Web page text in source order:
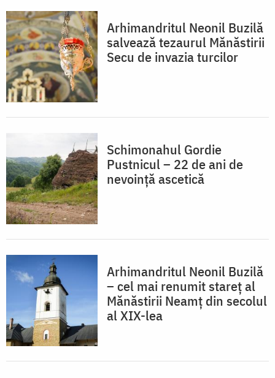
Arhimandritul Neonil Buzilă
salvează tezaurul Mănăstirii
Secu de invazia turcilor
Schimonahul Gordie
Pustnicul – 22 de ani de
nevoinţă ascetică
Arhimandritul Neonil Buzilă
– cel mai renumit stareţ al
Mănăstirii Neamţ din secolul
al XIX-lea